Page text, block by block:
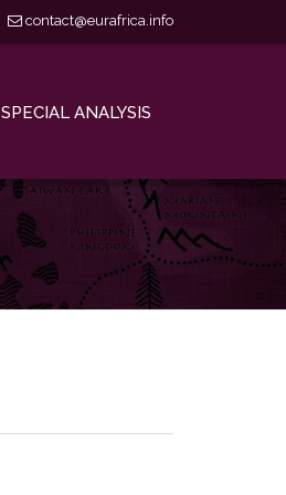
contact@eurafrica.info
SPECIAL ANALYSIS